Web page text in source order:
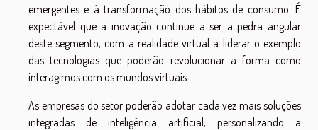
emergentes e à transformação dos hábitos de consumo. É
expectável que a inovação continue a ser a pedra angular
deste segmento, com a realidade virtual a liderar o exemplo
das tecnologias que poderão revolucionar a forma como
interagimos com os mundos virtuais.
As empresas do setor poderão adotar cada vez mais soluções
integradas de inteligência artificial, personalizando a